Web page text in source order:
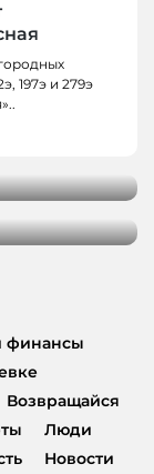
197э и 279э
финансы
Возвращайся
Люди
Новости